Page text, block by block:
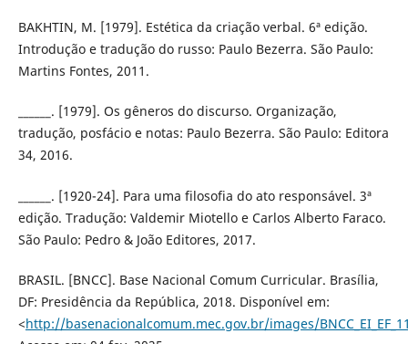
BAKHTIN, M. [1979]. Estética da criação verbal. 6ª edição.
Introdução e tradução do russo: Paulo Bezerra. São Paulo:
Martins Fontes, 2011.
______. [1979]. Os gêneros do discurso. Organização,
tradução, posfácio e notas: Paulo Bezerra. São Paulo: Editora
34, 2016.
______. [1920-24]. Para uma filosofia do ato responsável. 3ª
edição. Tradução: Valdemir Miotello e Carlos Alberto Faraco.
São Paulo: Pedro & João Editores, 2017.
BRASIL. [BNCC]. Base Nacional Comum Curricular. Brasília,
DF: Presidência da República, 2018. Disponível em:
<http://basenacionalcomum.mec.gov.br/images/